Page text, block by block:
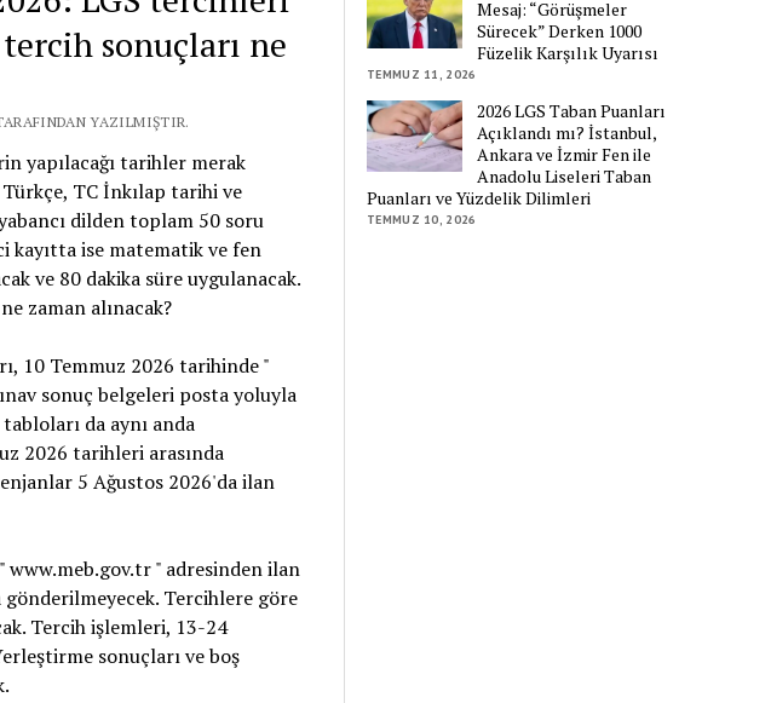
sonuçları ne
YAZILMIŞTIR.
yapılacağı tarihler merak
TC İnkılap tarihi ve
dilden toplam 50 soru
kayıtta ise matematik ve fen
ve 80 dakika süre uygulanacak.
zaman alınacak?
10 Temmuz 2026 tarihinde "
sonuç belgeleri posta yoluyla
da aynı anda
2026 tarihleri ​​arasında
5 Ağustos 2026'da ilan
www.meb.gov.tr " adresinden ilan
Tercihlere göre
Tercih işlemleri, 13-24
sonuçları ve boş
Mesaj: “Görüşmeler
Sürecek” Derken 1000
Füzelik Karşılık Uyarısı
TEMMUZ 11, 2026
2026 LGS Taban Puanları
Açıklandı mı? İstanbul,
Ankara ve İzmir Fen ile
Anadolu Liseleri Taban
Puanları ve Yüzdelik Dilimleri
TEMMUZ 10, 2026